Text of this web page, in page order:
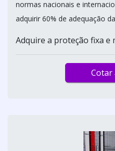
normas nacionais e
adquirir 60% de adequação
Adquire a proteção fixa e
Cotar